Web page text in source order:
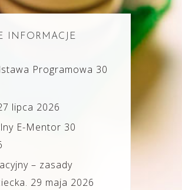
INFORMACJE
Programowa 30
lipca 2026
E-Mentor 30
– zasady
29 maja 2026